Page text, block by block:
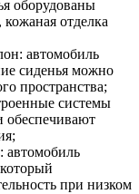
оборудованы
отделка
автомобиль
сиденья можно
пространства;
системы
обеспечивают
при низком